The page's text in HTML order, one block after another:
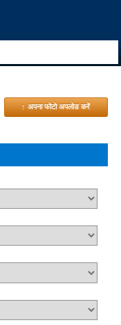
↑ अपना फोटो अपलोड करें